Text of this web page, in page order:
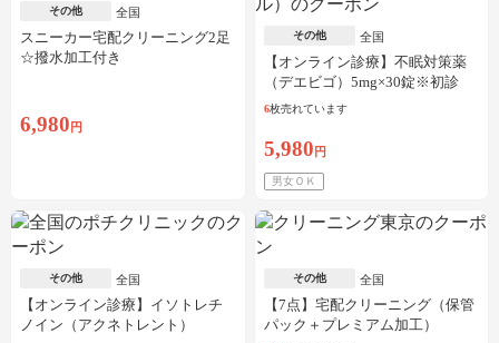
その他 全国
スニーカー宅配クリーニング2足
☆撥水加工付き
6,980 円
その他 全国
【オンライン診療】不眠対策薬
（デエビゴ）5mg×30錠※初診
料・送料込
6枚売れています
5,980 円
男女ＯＫ
その他 全国
【オンライン診療】イソトレチ
ノイン（アクネトレント）
その他 全国
【7点】宅配クリーニング（保管
パック＋プレミアム加工）